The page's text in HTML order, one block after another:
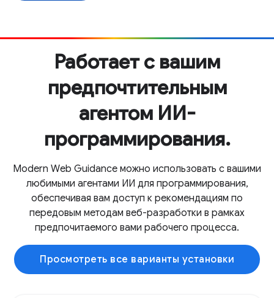
Работает с вашим
предпочтительным
агентом ИИ-
программирования.
Modern Web Guidance можно использовать с вашими
любимыми агентами ИИ для программирования,
обеспечивая вам доступ к рекомендациям по
передовым методам веб-разработки в рамках
предпочитаемого вами рабочего процесса.
Просмотреть все варианты установки